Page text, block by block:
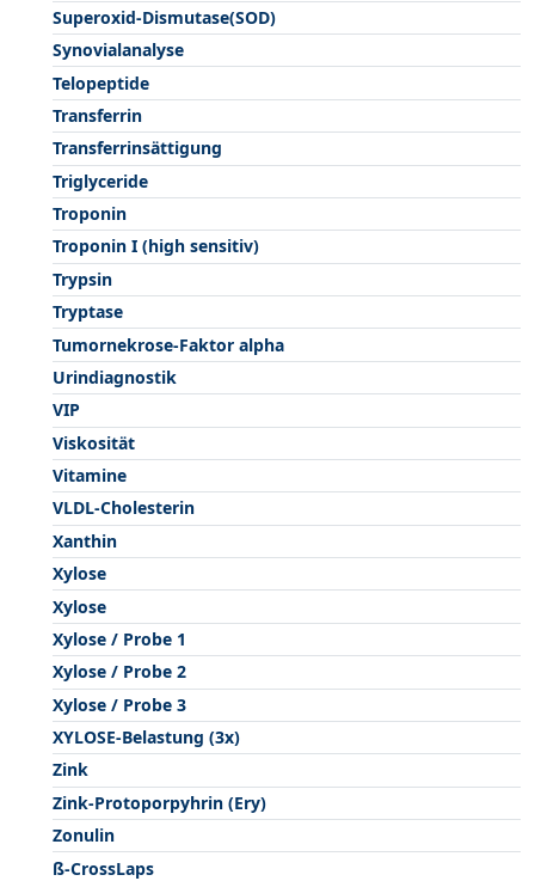
Superoxid-Dismutase(SOD)
Synovialanalyse
Telopeptide
Transferrin
Transferrinsättigung
Triglyceride
Troponin
Troponin I (high sensitiv)
Trypsin
Tryptase
Tumornekrose-Faktor alpha
Urindiagnostik
VIP
Viskosität
Vitamine
VLDL-Cholesterin
Xanthin
Xylose
Xylose
Xylose / Probe 1
Xylose / Probe 2
Xylose / Probe 3
XYLOSE-Belastung (3x)
Zink
Zink-Protoporpyhrin (Ery)
Zonulin
ß-CrossLaps